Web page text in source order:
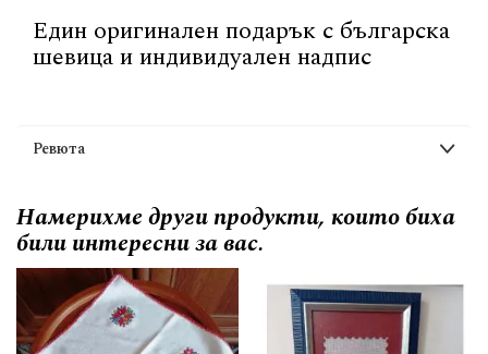
Един оригинален подарък с българска
шевица и индивидуален надпис
Ревюта
Намерихме други продукти, които биха
били интересни за вас.